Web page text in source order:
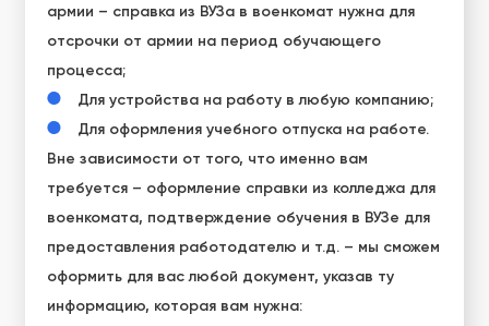
армии – справка из ВУЗа в военкомат нужна для
отсрочки от армии на период обучающего
процесса;
Для устройства на работу в любую компанию;
Для оформления учебного отпуска на работе.
Вне зависимости от того, что именно вам
требуется – оформление справки из колледжа для
военкомата, подтверждение обучения в ВУЗе для
предоставления работодателю и т.д. – мы сможем
оформить для вас любой документ, указав ту
информацию, которая вам нужна: